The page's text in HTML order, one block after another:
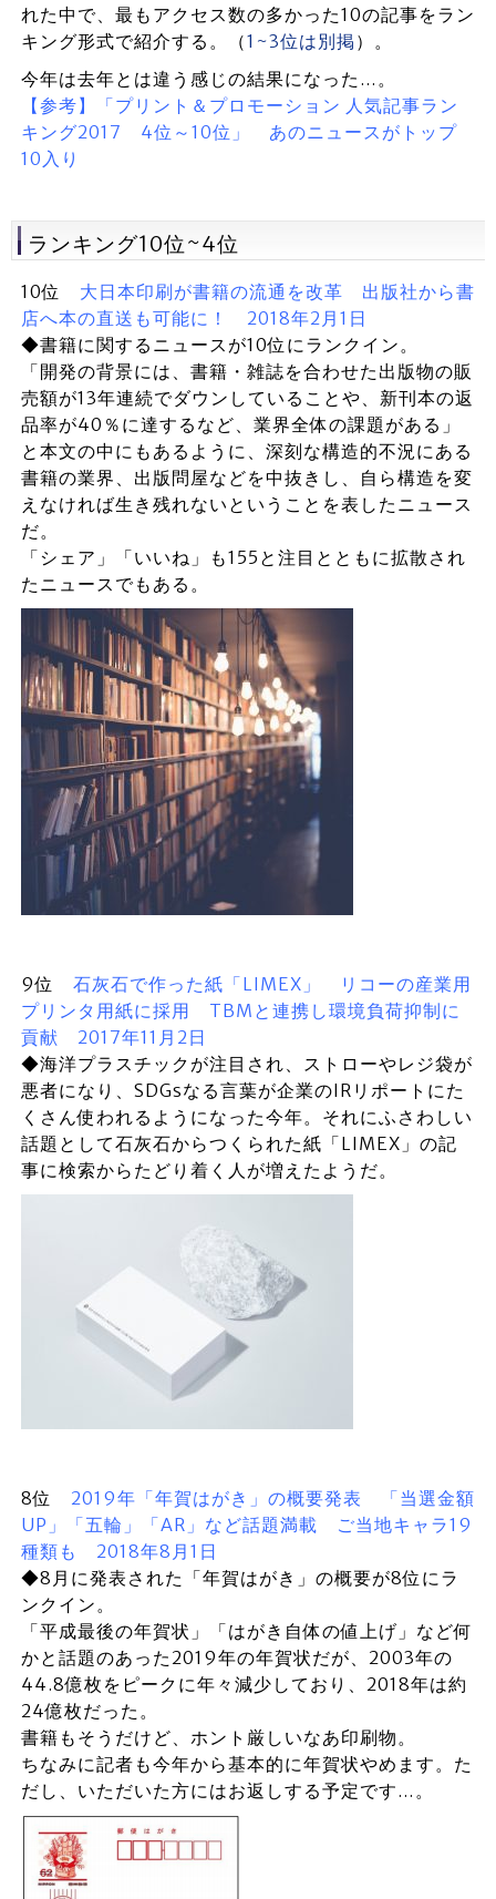
れた中で、最もアクセス数の多かった10の記事をラン
キング形式で紹介する。（1~3位は別掲 ）。
今年は去年とは違う感じの結果になった…。
【参考】「プリント＆プロモーション 人気記事ラン
キング2017 4位～10位」 あのニュースがトップ
10入り
ランキング10位~4位
10位 大日本印刷が書籍の流通を改革 出版社から書
店へ本の直送も可能に！ 2018年2月1日
◆書籍に関するニュースが10位にランクイン。
「開発の背景には、書籍・雑誌を合わせた出版物の販
売額が13年連続でダウンしていることや、新刊本の返
品率が40％に達するなど、業界全体の課題がある」
と本文の中にもあるように、深刻な構造的不況にある
書籍の業界、出版問屋などを中抜きし、自ら構造を変
えなければ生き残れないということを表したニュース
だ。
「シェア」「いいね」も155と注目とともに拡散され
たニュースでもある。
9位 石灰石で作った紙「LIMEX」 リコーの産業用
プリンタ用紙に採用 TBMと連携し環境負荷抑制に
貢献 2017年11月2日
◆海洋プラスチックが注目され、ストローやレジ袋が
悪者になり、SDGsなる言葉が企業のIRリポートにた
くさん使われるようになった今年。それにふさわしい
話題として石灰石からつくられた紙「LIMEX」の記
事に検索からたどり着く人が増えたようだ。
8位 2019年「年賀はがき」の概要発表 「当選金額
UP」「五輪」「AR」など話題満載 ご当地キャラ19
種類も 2018年8月1日
◆8月に発表された「年賀はがき」の概要が8位にラ
ンクイン。
「平成最後の年賀状」「はがき自体の値上げ」など何
かと話題のあった2019年の年賀状だが、2003年の
44.8億枚をピークに年々減少しており、2018年は約
24億枚だった。
書籍もそうだけど、ホント厳しいなあ印刷物。
ちなみに記者も今年から基本的に年賀状やめます。た
だし、いただいた方にはお返しする予定です…。